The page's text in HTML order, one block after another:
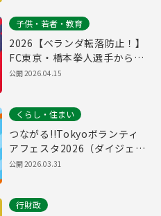
子供・若者・教育
2026【ベランダ転落防止！】
FC東京・橋本拳人選手からの
メッセージ
公開2026.04.15
くらし・住まい
つながる!!Tokyoボランティ
アフェスタ2026（ダイジェス
ト版）
公開2026.03.31
行財政